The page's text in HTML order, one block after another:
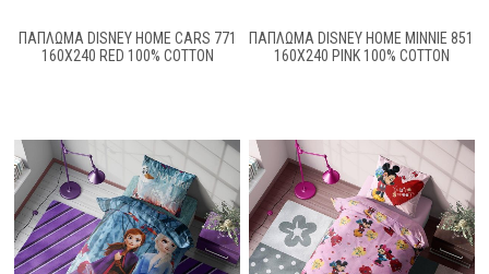
ΠΆΠΛΩΜΑ DISNEY HOME CARS 771
160X240 RED 100% COTTON
ΠΆΠΛΩΜΑ DISNEY HOME MINNIE 851
160X240 PINK 100% COTTON